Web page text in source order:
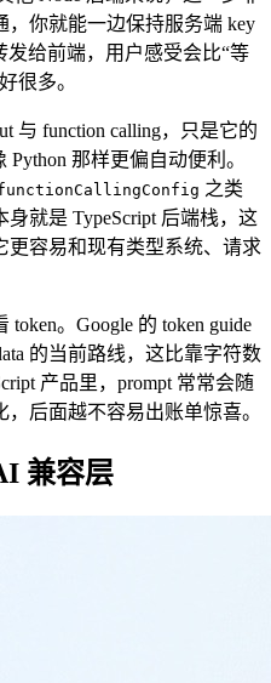
你就能一边保持服务端 key
发给前端，用户感受会比“等
很多。
与 function calling，只是它的
那样更偏自动便利。
之类
就是 TypeScript 后端栈，这
容易和现有类型系统、请求
。Google 的 token guide
的当前路线，这比靠字符数
产品里，prompt 常常会随
后面越不容易出账单惊喜。
兼容层